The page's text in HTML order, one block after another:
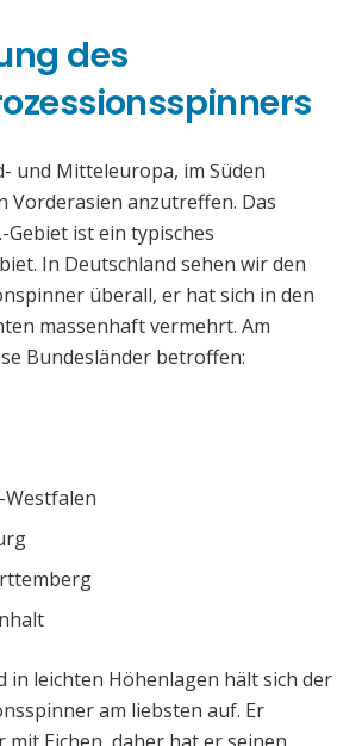
des
und Mitteleuropa, im Süden
Vorderasien anzutreffen. Das
Gebiet ist ein typisches
In Deutschland sehen wir den
überall, er hat sich in den
massenhaft vermehrt. Am
Bundesländer betroffen:
in leichten Höhenlagen hält sich der
am liebsten auf. Er